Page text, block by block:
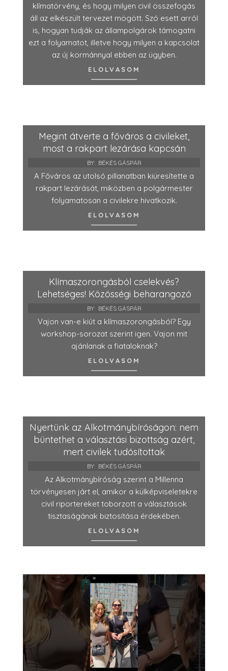
klímatörvény, és hogy milyen civil összefogás
áll az elkészült tervezet mögött. Szó esett arról
is, hogyan tudják az állampolgárok támogatni
ezt a folyamatot, illetve hogy milyen a kapcsolat
az új kormánnyal ebben az ügyben.
ELOLVASOM
Megint átverte a főváros a civileket,
most a rakpart lezárása kapcsán
BY: BÉKÉS GÁSPÁR
A Főváros az utolsó pillanatban kiüresítette a
rakpart lezárását, miközben a polgármester
folyamatosan a civilekre hivatkozik.
ELOLVASOM
Klímaszorongásból cselekvés?
Lehetséges! Közösségi beharangozó
BY: BÉKÉS GÁSPÁR
Vajon van-e kiút a klímaszorongásból? Egy
workshop-sorozat szerint igen. Vajon mit
ajánlanak a fiataloknak?
ELOLVASOM
Nyertünk az Alkotmánybíróságon: nem
büntethet a választási bizottság azért,
mert civilek tudósítottak
BY: BÉKÉS GÁSPÁR
Az Alkotmánybíróság szerint a Millenna
törvényesen járt el, amikor a külképviseletekre
civil riportereket toborzott a választások
tisztaságának biztosítása érdekében.
ELOLVASOM